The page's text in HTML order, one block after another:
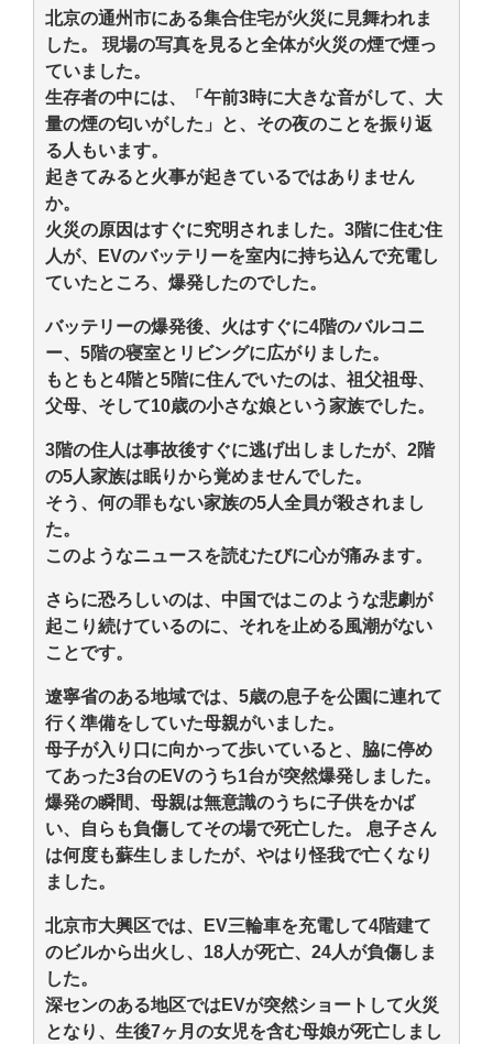
北京の通州市にある集合住宅が火災に見舞われま
した。 現場の写真を見ると全体が火災の煙で煙っ
ていました。
生存者の中には、「午前3時に大きな音がして、大
量の煙の匂いがした」と、その夜のことを振り返
る人もいます。
起きてみると火事が起きているではありません
か。
火災の原因はすぐに究明されました。3階に住む住
人が、EVのバッテリーを室内に持ち込んで充電し
ていたところ、爆発したのでした。
バッテリーの爆発後、火はすぐに4階のバルコニ
ー、5階の寝室とリビングに広がりました。
もともと4階と5階に住んでいたのは、祖父祖母、
父母、そして10歳の小さな娘という家族でした。
3階の住人は事故後すぐに逃げ出しましたが、2階
の5人家族は眠りから覚めませんでした。
そう、何の罪もない家族の5人全員が殺されまし
た。
このようなニュースを読むたびに心が痛みます。
さらに恐ろしいのは、中国ではこのような悲劇が
起こり続けているのに、それを止める風潮がない
ことです。
遼寧省のある地域では、5歳の息子を公園に連れて
行く準備をしていた母親がいました。
母子が入り口に向かって歩いていると、脇に停め
てあった3台のEVのうち1台が突然爆発しました。
爆発の瞬間、母親は無意識のうちに子供をかば
い、自らも負傷してその場で死亡した。 息子さん
は何度も蘇生しましたが、やはり怪我で亡くなり
ました。
北京市大興区では、EV三輪車を充電して4階建て
のビルから出火し、18人が死亡、24人が負傷しま
した。
深センのある地区ではEVが突然ショートして火災
となり、生後7ヶ月の女児を含む母娘が死亡しまし